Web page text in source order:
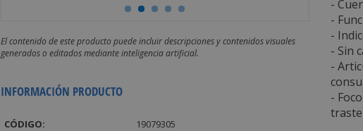
El contenido de este producto puede incluir descripciones y contenidos visuales
generados o editados mediante inteligencia artificial.
INFORMACIÓN PRODUCTO
CÓDIGO:
19079305
-
-
-
- Sin
-
-